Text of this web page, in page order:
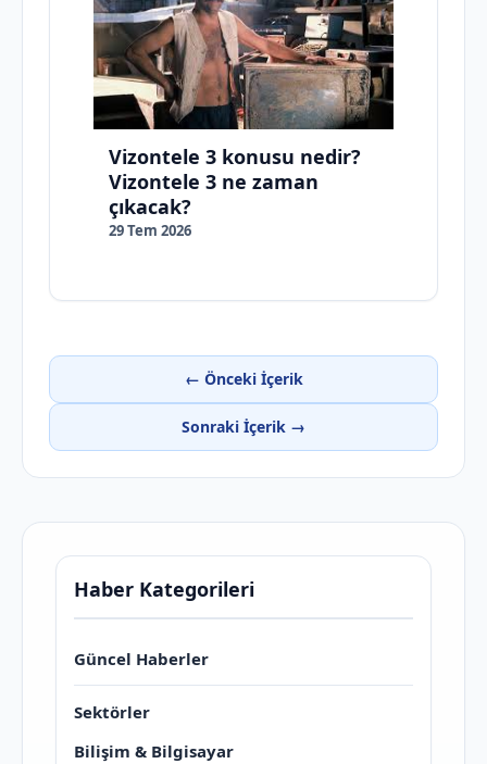
Vizontele 3 konusu nedir?
Vizontele 3 ne zaman
çıkacak?
29 Tem 2026
← Önceki İçerik
Sonraki İçerik →
Haber Kategorileri
Güncel Haberler
Sektörler
Bilişim & Bilgisayar